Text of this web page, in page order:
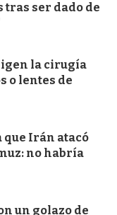
tras ser dado de
la cirugía
o lentes de
Irán atacó
no habría
un golazo de